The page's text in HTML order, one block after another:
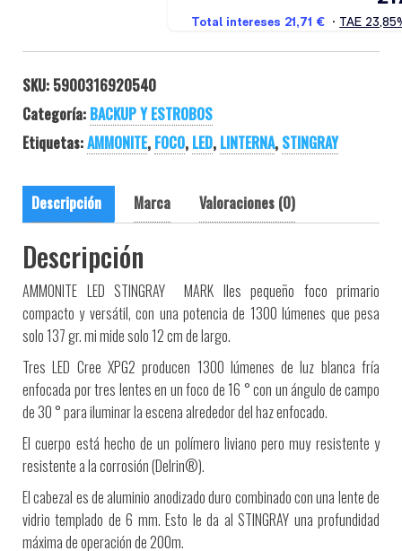
SKU: 5900316920540
Categoría: BACKUP Y ESTROBOS
Etiquetas:AMMONITE, FOCO, LED, LINTERNA, STINGRAY
Descripción Marca Valoraciones (0)
Descripción
AMMONITE LED STINGRAY MARK IIes pequeño foco primario
compacto y versátil, con una potencia de 1300 lúmenes que pesa
solo 137 gr. mi mide solo 12 cm de largo.
Tres LED Cree XPG2 producen 1300 lúmenes de luz blanca fría
enfocada por tres lentes en un foco de 16 ° con un ángulo de campo
de 30 ° para iluminar la escena alrededor del haz enfocado.
El cuerpo está hecho de un polímero liviano pero muy resistente y
resistente a la corrosión (Delrin®).
El cabezal es de aluminio anodizado duro combinado con una lente de
vidrio templado de 6 mm. Esto le da al STINGRAY una profundidad
máxima de operación de 200m.